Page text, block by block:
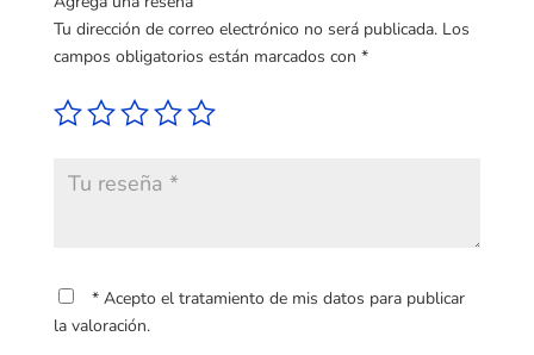
Tu dirección de correo electrónico no será publicada. Los
campos obligatorios están marcados con *
* Acepto el tratamiento de mis datos para publicar
la valoración.